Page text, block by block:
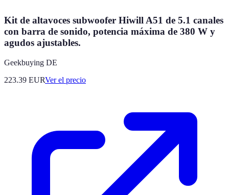
Kit de altavoces subwoofer Hiwill A51 de 5.1 canales
con barra de sonido, potencia máxima de 380 W y
agudos ajustables.
Geekbuying DE
223.39 EURVer el precio